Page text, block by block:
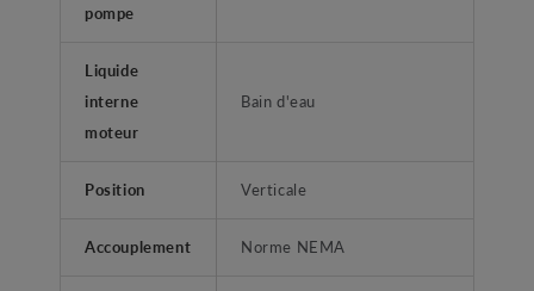
pompe
Liquide
interne
moteur
Bain d'eau
Position Verticale
Accouplement Norme NEMA